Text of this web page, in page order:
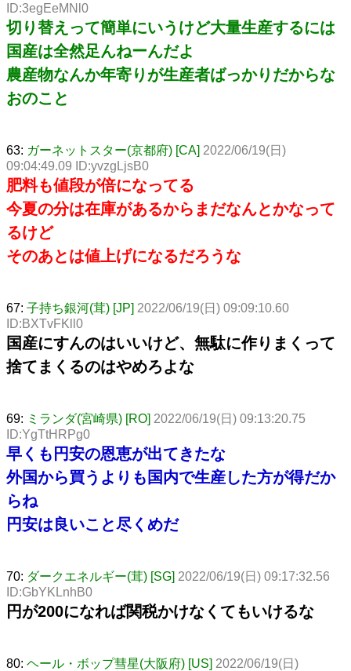
ID:3egEeMNl0
切り替えって簡単にいうけど大量生産するには
国産は全然足んねーんだよ
農産物なんか年寄りが生産者ばっかりだからな
おのこと
63: ガーネットスター(京都府) [CA] 2022/06/19(日)
09:04:49.09 ID:yvzgLjsB0
肥料も値段が倍になってる
今夏の分は在庫があるからまだなんとかなって
るけど
そのあとは値上げになるだろうな
67: 子持ち銀河(茸) [JP] 2022/06/19(日) 09:09:10.60
ID:BXTvFKll0
国産にすんのはいいけど、無駄に作りまくって
捨てまくるのはやめろよな
69: ミランダ(宮崎県) [RO] 2022/06/19(日) 09:13:20.75
ID:YgTtHRPg0
早くも円安の恩恵が出てきたな
外国から買うよりも国内で生産した方が得だか
らね
円安は良いこと尽くめだ
70: ダークエネルギー(茸) [SG] 2022/06/19(日) 09:17:32.56
ID:GbYKLnhB0
円が200になれば関税かけなくてもいけるな
80: ヘール・ボップ彗星(大阪府) [US] 2022/06/19(日)